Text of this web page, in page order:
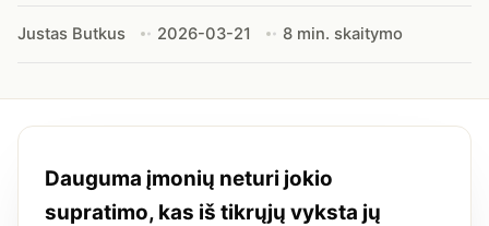
Justas Butkus 2026-03-21 8 min. skaitymo
Dauguma įmonių neturi jokio
supratimo, kas iš tikrųjų vyksta jų